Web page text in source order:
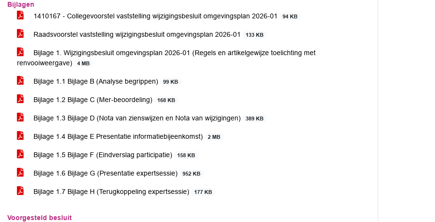
Bijlagen
1410167 - Collegevoorstel vaststelling wijzigingsbesluit omgevingsplan 2026-01
94 KB
Raadsvoorstel vaststelling wijzigingsbesluit omgevingsplan 2026-01 133 KB
Bijlage 1. Wijzigingsbesluit omgevingsplan 2026-01 (Regels en artikelgewijze toelichting met
renvooiweergave)
4 MB
Bijlage 1.1 Bijlage B (Analyse begrippen) 99 KB
Bijlage 1.2 Bijlage C (Mer-beoordeling) 168 KB
Bijlage 1.3 Bijlage D (Nota van zienswijzen en Nota van wijzigingen) 389 KB
Bijlage 1.4 Bijlage E Presentatie informatiebijeenkomst) 2 MB
Bijlage 1.5 Bijlage F (Eindverslag participatie) 158 KB
Bijlage 1.6 Bijlage G (Presentatie expertsessie) 952 KB
Bijlage 1.7 Bijlage H (Terugkoppeling expertsessie) 177 KB
Voorgesteld besluit